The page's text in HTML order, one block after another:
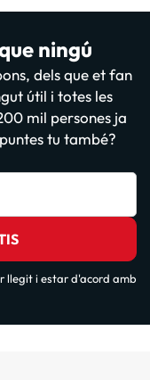
ningú
dels que et fan
útil i totes les
mil persones ja
tu també?
llegit i estar d'acord amb